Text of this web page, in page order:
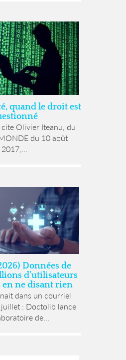
quand le droit est
Olivier Iteanu, du
du 10 août
2017,...
Données de
d’utilisateurs
ne disant rien
dans un courriel
: Doctolib lance
de...